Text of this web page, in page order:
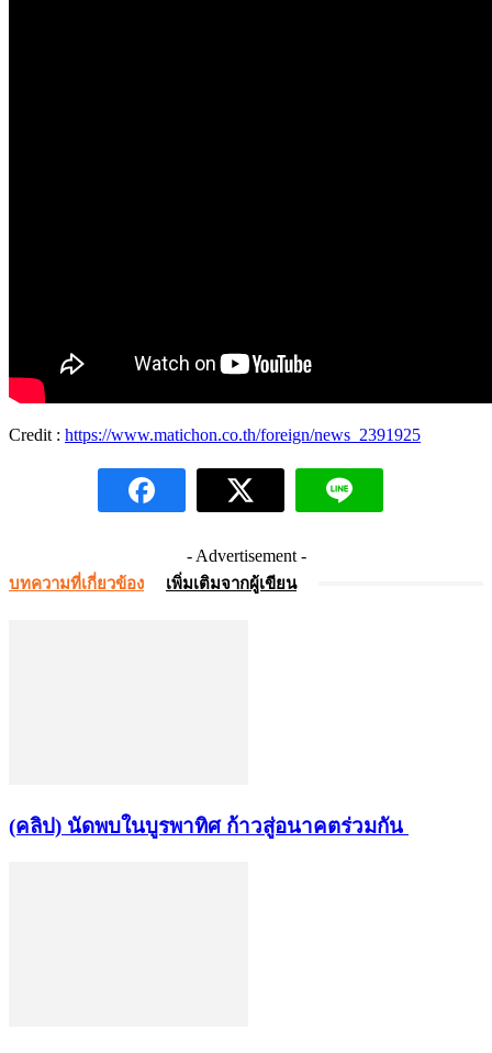
Credit : https://www.matichon.co.th/foreign/news_2391925
- Advertisement -
บทความที่เกี่ยวข้อง เพิ่มเติมจากผู้เขียน
(คลิป) นัดพบในบูรพาทิศ ก้าวสู่อนาคตร่วมกัน